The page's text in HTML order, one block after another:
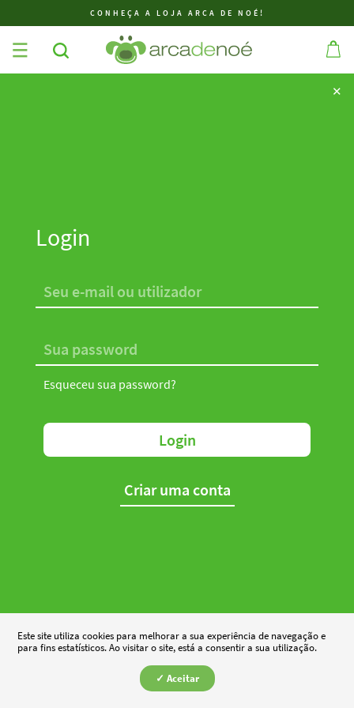
CONHEÇA A LOJA ARCA DE NOÉ!
✕
✕
Login
Esqueceu sua password?
Login
Criar uma conta
Este site utiliza cookies para melhorar a sua experiência de navegação e
para fins estatísticos. Ao visitar o site, está a consentir a sua utilização.
✓ Aceitar